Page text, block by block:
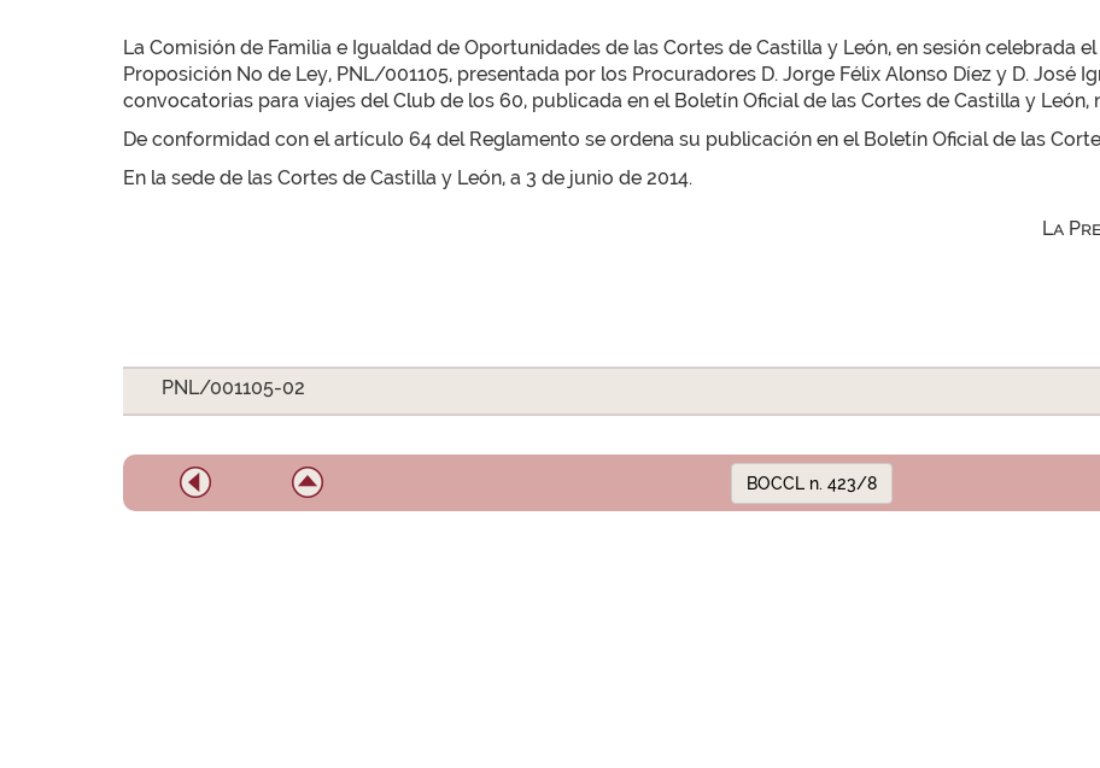
La Comisión de Familia e Igualdad de Oportunidades de las Cortes de Castilla y León, en sesión celebrada
Proposición No de Ley, PNL/001105, presentada por los Procuradores D. Jorge Félix Alonso Díez y D. José
convocatorias para viajes del Club de los 60, publicada en el Boletín Oficial de las Cortes de Castilla y León,
De conformidad con el artículo 64 del Reglamento se ordena su publicación en el Boletín Oficial de las
En la sede de las Cortes de Castilla y León, a 3 de junio de 2014.
La
PNL/001105-02
BOCCL n. 423/8